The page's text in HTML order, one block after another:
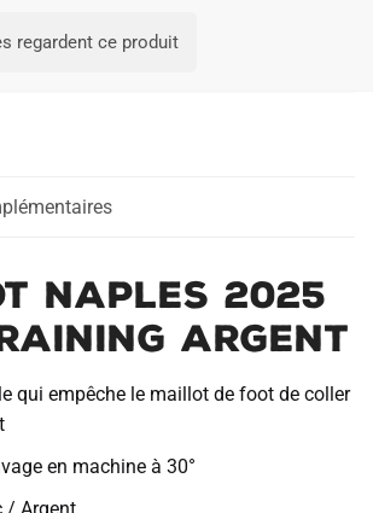
regardent ce produit
NAPLES 2025
ARGENT
qui empêche le maillot de foot de coller
en machine à 30°